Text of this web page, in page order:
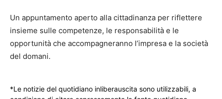
Un appuntamento aperto alla cittadinanza per riflettere
insieme sulle competenze, le responsabilità e le
opportunità che accompagneranno l’impresa e la società
del domani.
*Le notizie del quotidiano inliberauscita sono utilizzabili, a